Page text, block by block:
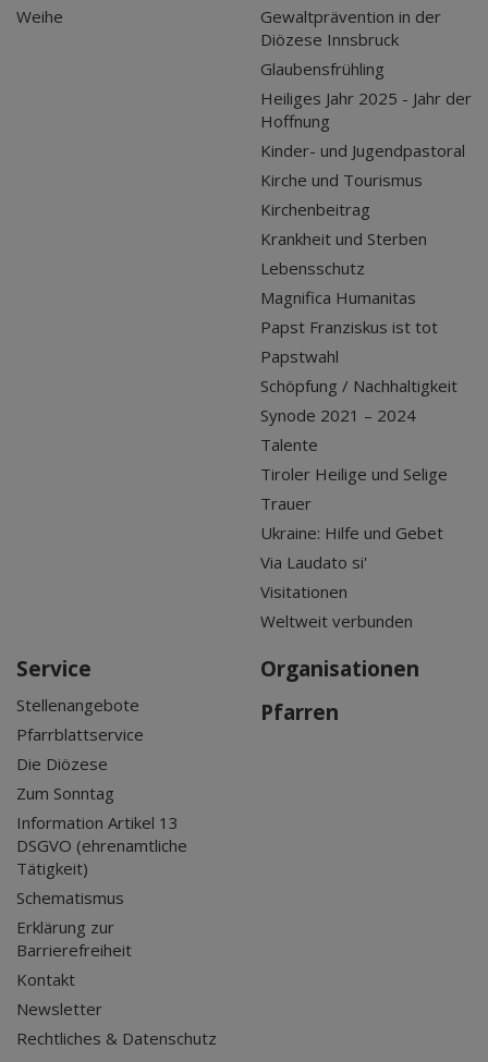
Weihe
Gewaltprävention in der
Diözese Innsbruck
Glaubensfrühling
Heiliges Jahr 2025 - Jahr der
Hoffnung
Kinder- und Jugendpastoral
Kirche und Tourismus
Kirchenbeitrag
Krankheit und Sterben
Lebensschutz
Magnifica Humanitas
Papst Franziskus ist tot
Papstwahl
Schöpfung / Nachhaltigkeit
Synode 2021 – 2024
Talente
Tiroler Heilige und Selige
Trauer
Ukraine: Hilfe und Gebet
Via Laudato si'
Visitationen
Weltweit verbunden
Service
Stellenangebote
Pfarrblattservice
Die Diözese
Zum Sonntag
Information Artikel 13
DSGVO (ehrenamtliche
Tätigkeit)
Schematismus
Erklärung zur
Barrierefreiheit
Kontakt
Newsletter
Rechtliches & Datenschutz
Organisationen
Pfarren